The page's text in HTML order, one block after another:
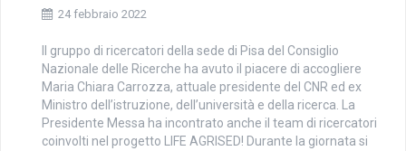
24 febbraio 2022
Il gruppo di ricercatori della sede di Pisa del Consiglio
Nazionale delle Ricerche ha avuto il piacere di accogliere
Maria Chiara Carrozza, attuale presidente del CNR ed ex
Ministro dell’istruzione, dell’università e della ricerca. La
Presidente Messa ha incontrato anche il team di ricercatori
coinvolti nel progetto LIFE AGRISED! Durante la giornata si